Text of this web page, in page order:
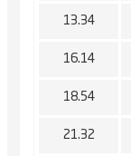
13.34
16.14
18.54
21.32